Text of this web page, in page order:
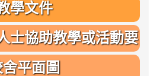
學文件
士協助教學或活動要
點
平面圖